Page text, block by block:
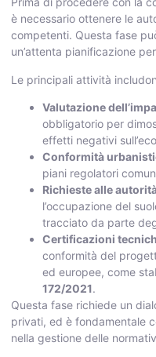
è necessario ottenere le
competenti. Questa fase
un’attenta pianificazione
Le principali attività
Valutazione
obbligatorio per
effetti negativi
Conformità
piani regolatori
Richieste alle
l’occupazione del
tracciato da parte
Certificazioni
conformità del
ed europee, come
172/2021.
Questa fase richiede un
privati, ed è fondamentale
nella gestione delle